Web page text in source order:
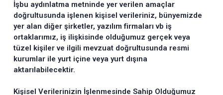
İşbu aydınlatma metninde yer verilen amaçlar
doğrultusunda işlenen kişisel verileriniz, bünyemizde
yer alan diğer şirketler, yazılım firmaları vb iş
ortaklarımız, iş ilişkisinde olduğumuz gerçek veya
tüzel kişiler ve ilgili mevzuat doğrultusunda resmi
kurumlar ile yurt içine veya yurt dışına
aktarılabilecektir.
Kişisel Verilerinizin İşlenmesinde Sahip Olduğumuz